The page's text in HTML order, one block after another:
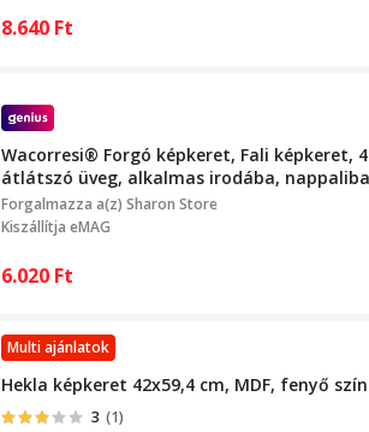
8.640 Ft
Wacorresi® Forgó képkeret, Fali képkeret,
átlátszó üveg, alkalmas irodába,
Forgalmazza a(z) Sharon Store
Kiszállítja eMAG
6.020 Ft
Multi ajánlatok
Hekla képkeret 42x59,4 cm, MDF, fenyő
3 (1)